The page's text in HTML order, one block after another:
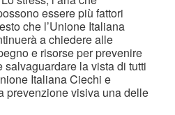
essere più fattori
che l’Unione Italiana
a chiedere alle
e risorse per prevenire
la vista di tutti
Italiana Ciechi e
prevenzione visiva una delle